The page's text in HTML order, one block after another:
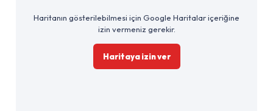
Haritanın gösterilebilmesi için Google Haritalar içeriğine
izin vermeniz gerekir.
Haritaya izin ver